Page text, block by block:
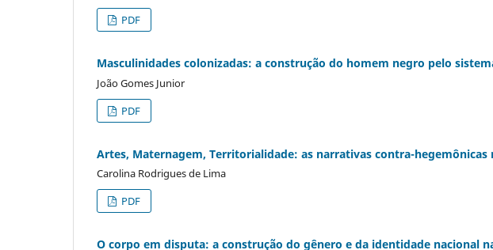
PDF
Masculinidades colonizadas: a construção do homem negro pelo
João Gomes Junior
PDF
Artes, Maternagem, Territorialidade: as narrativas contra-hegemônicas
Carolina Rodrigues de Lima
PDF
O corpo em disputa: a construção do gênero e da identidade nacional